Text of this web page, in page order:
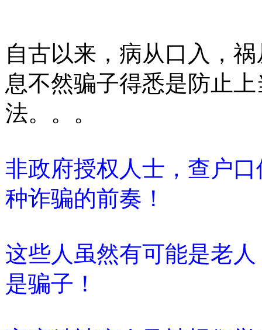
自古以来，病从口入，
息不然骗子得悉是防止
法。。。
非政府授权人士，查户
种诈骗的前奏！
这些人虽然有可能是老
是骗子！